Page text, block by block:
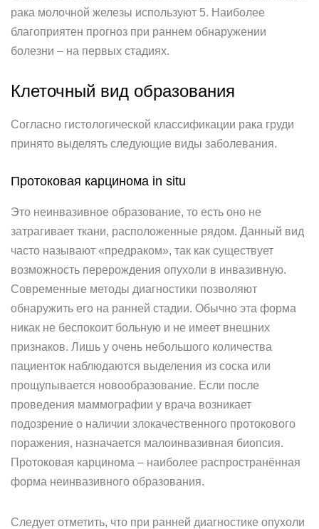
рака молочной железы используют 5. Наиболее
благоприятен прогноз при раннем обнаружении
болезни – на первых стадиях.
Клеточный вид образования
Согласно гистологической классификации рака груди
принято выделять следующие виды заболевания.
Протоковая карцинома in situ
Это неинвазивное образование, то есть оно не
затрагивает ткани, расположенные рядом. Данный вид
часто называют «предраком», так как существует
возможность перерождения опухоли в инвазивную.
Современные методы диагностики позволяют
обнаружить его на ранней стадии. Обычно эта форма
никак не беспокоит больную и не имеет внешних
признаков. Лишь у очень небольшого количества
пациенток наблюдаются выделения из соска или
прощупывается новообразование. Если после
проведения маммографии у врача возникает
подозрение о наличии злокачественного протокового
поражения, назначается малоинвазивная биопсия.
Протоковая карцинома – наиболее распространённая
форма неинвазивного образования.
Следует отметить, что при ранней диагностике опухоли